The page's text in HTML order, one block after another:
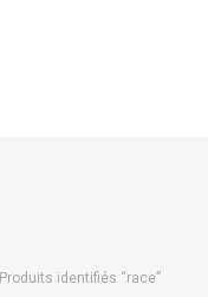
Produits identifiés “race”